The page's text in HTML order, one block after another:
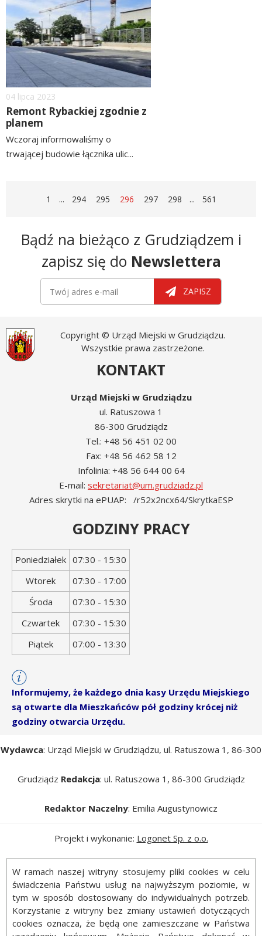
Dodano
04 lipca 2023
Remont Rybackiej zgodnie z
planem
Wczoraj informowaliśmy o
trwającej budowie łącznika ulic...
STRONASTRONA
1 ... STRONA
294 STRONA
295 STRONA
296 STRONA
297 STRONA
298 ... STRONA
561
Newsletter
Bądź na bieżąco z Grudziądzem i
zapisz się do Newslettera
ZAPISZ
Copyright © Urząd Miejski w Grudziądzu.
Wszystkie prawa zastrzeżone.
KONTAKT
Urząd Miejski w Grudziądzu
ul. Ratuszowa 1
86-300 Grudziądz
Tel.: +48 56 451 02 00
Fax: +48 56 462 58 12
Infolinia: +48 56 644 00 64
E-mail: sekretariat@um.grudziadz.pl
Adres skrytki na ePUAP: /r52x2ncx64/SkrytkaESP
GODZINY PRACY
Dzień
tygodnia
Godziny
otwarcia
Poniedziałek 07:30 - 15:30
Wtorek
07:30 - 17:00
Środa
07:30 - 15:30
Czwartek
07:30 - 15:30
Piątek
07:00 - 13:30
Informujemy, że każdego dnia kasy Urzędu Miejskiego
są otwarte dla Mieszkańców pół godziny krócej niż
godziny otwarcia Urzędu.
Wydawca: Urząd Miejski w Grudziądzu, ul. Ratuszowa 1, 86-300
Grudziądz Redakcja: ul. Ratuszowa 1, 86-300 Grudziądz
Redaktor Naczelny: Emilia Augustynowicz
Projekt i wykonanie: Logonet Sp. z o.o.
W ramach naszej witryny stosujemy pliki cookies w celu
świadczenia Państwu usług na najwyższym poziomie, w
tym w sposób dostosowany do indywidualnych potrzeb.
Korzystanie z witryny bez zmiany ustawień dotyczących
cookies oznacza, że będą one zamieszczane w Państwa